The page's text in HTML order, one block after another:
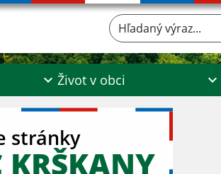
Hľadaný výraz...
Život v obci
stránky
KRŠKANY